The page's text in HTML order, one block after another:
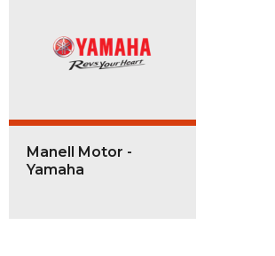
Manell Motor -
Yamaha